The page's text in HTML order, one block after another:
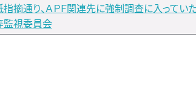
摘通り、ＡＰＦ関連先に強制調査に入ってい
監視委員会